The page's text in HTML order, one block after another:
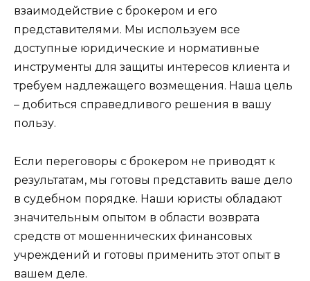
взаимодействие с брокером и его
представителями. Мы используем все
доступные юридические и нормативные
инструменты для защиты интересов клиента и
требуем надлежащего возмещения. Наша цель
– добиться справедливого решения в вашу
пользу.
Если переговоры с брокером не приводят к
результатам, мы готовы представить ваше дело
в судебном порядке. Наши юристы обладают
значительным опытом в области возврата
средств от мошеннических финансовых
учреждений и готовы применить этот опыт в
вашем деле.